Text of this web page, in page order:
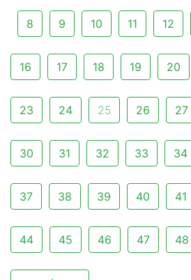
8 9 10 11 12
16 17 18 19 20
23 24 25 26 27
30 31 32 33 34
37 38 39 40 41
44 45 46 47 48